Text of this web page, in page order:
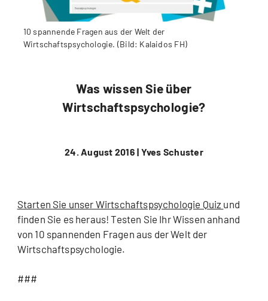
10 spannende Fragen aus der Welt der
Wirtschaftspsychologie. (Bild: Kalaidos FH)
Was wissen Sie über
Wirtschaftspsychologie?
24. August 2016 | Yves Schuster
Starten Sie unser Wirtschaftspsychologie Quiz und
finden Sie es heraus! Testen Sie Ihr Wissen anhand
von 10 spannenden Fragen aus der Welt der
Wirtschaftspsychologie.
###